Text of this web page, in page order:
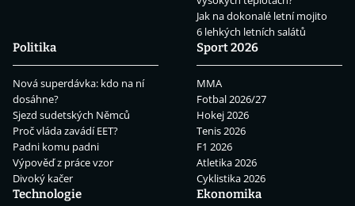
Jak na dokonalé letní mojito
6 lehkých letních salátů
Politika
Nová superdávka: kdo na ní
dosáhne?
Sjezd sudetských Němců
Proč vláda zavádí EET?
Padni komu padni
Výpověď z práce vzor
Divoký kačer
Sport 2026
MMA
Fotbal 2026/27
Hokej 2026
Tenis 2026
F1 2026
Atletika 2026
Cyklistika 2026
Technologie
Ekonomika